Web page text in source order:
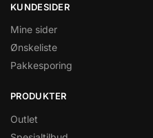
KUNDESIDER
Mine sider
Ønskeliste
Pakkesporing
PRODUKTER
Outlet